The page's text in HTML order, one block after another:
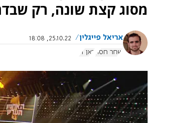
מסוג קצת שונה, רק
אריאל פייגלין
25.10.22, 18:08
שחר חסון
כאן 11